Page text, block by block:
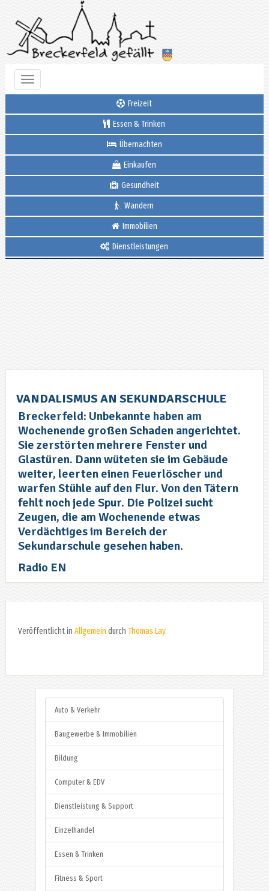
Toggle
navigation
Freizeit
Essen & Trinken
Übernachten
Einkaufen
Gesundheit
Wandern
Immobilien
Dienstleistungen
VANDALISMUS AN SEKUNDARSCHULE
Breckerfeld: Unbekannte haben am
Wochenende großen Schaden angerichtet.
Sie zerstörten mehrere Fenster und
Glastüren. Dann wüteten sie im Gebäude
weiter, leerten einen Feuerlöscher und
warfen Stühle auf den Flur. Von den Tätern
fehlt noch jede Spur. Die Polizei sucht
Zeugen, die am Wochenende etwas
Verdächtiges im Bereich der
Sekundarschule gesehen haben.
Radio EN
Veröffentlicht in Allgemein durch Thomas Lay
Auto & Verkehr
Baugewerbe & Immobilien
Bildung
Computer & EDV
Dienstleistung & Support
Einzelhandel
Essen & Trinken
Fitness & Sport